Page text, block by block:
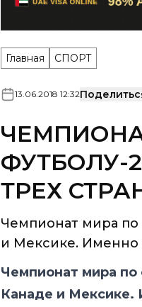
Главная СПОРТ
13 06 2018 12:32
ФУТБОЛУ-
ТРЕХ
Чемпионат мира по
и Мексике. Именно
Чемпионат мира по
Канаде и Мексике.